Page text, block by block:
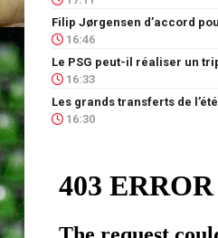
16:46
16:33
16:30